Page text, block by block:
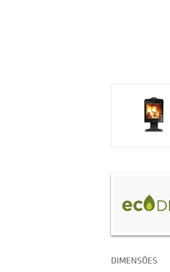
DIMENSÕES